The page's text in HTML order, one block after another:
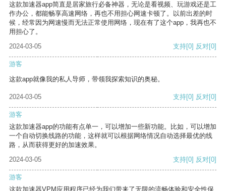
这款加速器app简直是居家旅行必备神器，无论是看视频、玩游戏还是工
作办公，都能畅享高速网络，再也不用担心网速卡顿了。以前出差的时
候，经常因为网速慢而无法正常使用网络，现在有了这个app，我再也不
用担心了。
2024-03-05
支持[0] 反对[0]
游客
这款app就像我的私人导师，带领我探索知识的奥秘。
2024-03-05 支持[0] 反对[0]
游客
这款加速器app的功能有点单一，可以增加一些新功能。比如，可以增加
一个自动切换线路的功能，这样就可以根据网络情况自动选择最优的线
路，从而获得更好的加速效果。
2024-03-05
支持[0] 反对[0]
游客
这款加速器VPM应用程序已经为我们带来了无限的流畅体验和安全性保